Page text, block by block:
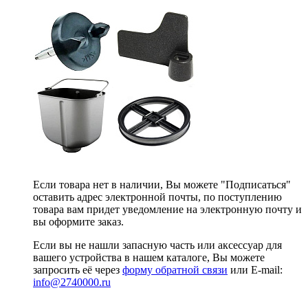
Если товара нет в наличии, Вы можете "Подписаться"
оставить адрес электронной почты, по поступлению
товара вам придет уведомление на электронную почту и
вы оформите заказ.
Если вы не нашли запасную часть или аксессуар для
вашего устройства в нашем каталоге, Вы можете
запросить её через форму обратной связи или E-mail:
info@2740000.ru